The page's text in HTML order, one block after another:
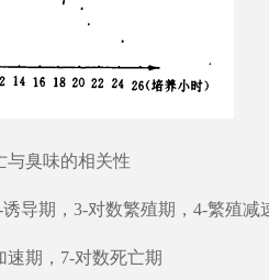
臭味的相关性
导期，3-对数繁殖期，4-繁殖减
速期，7-对数死亡期